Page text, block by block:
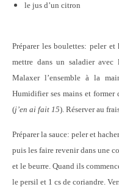
le jus d’un citron
Préparer les boulettes: peler
mettre dans un saladier avec
Malaxer l’ensemble à la
Humidifier ses mains et former
(j’en ai fait 15). Réserver au
Préparer la sauce: peler et
puis les faire revenir dans une
et le beurre. Quand ils
le persil et 1 cs de coriandre.